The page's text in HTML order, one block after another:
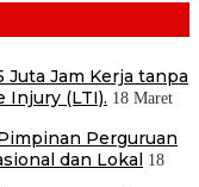
Juta Jam Kerja tanpa
Injury (LTI). 18 Maret
Perguruan
dan Lokal 18